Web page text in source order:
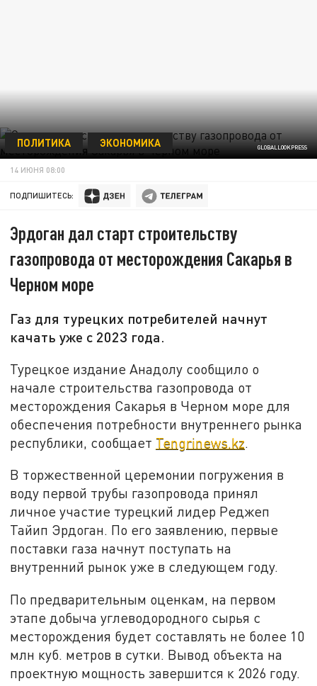
GLOBALLOOKPRESS
ПОЛИТИКА ЭКОНОМИКА
14 ИЮНЯ 08:00
ПОДПИШИТЕСЬ:
Эрдоган дал старт строительству
газопровода от месторождения Сакарья в
Черном море
Газ для турецких потребителей начнут
качать уже с 2023 года.
Турецкое издание Анадолу сообщило о
начале строительства газопровода от
месторождения Сакарья в Черном море для
обеспечения потребности внутреннего рынка
республики, сообщает Tengrinews.kz.
В торжественной церемонии погружения в
воду первой трубы газопровода принял
личное участие турецкий лидер Реджеп
Тайип Эрдоган. По его заявлению, первые
поставки газа начнут поступать на
внутренний рынок уже в следующем году.
По предварительным оценкам, на первом
этапе добыча углеводородного сырья с
месторождения будет составлять не более 10
млн куб. метров в сутки. Вывод объекта на
проектную мощность завершится к 2026 году.